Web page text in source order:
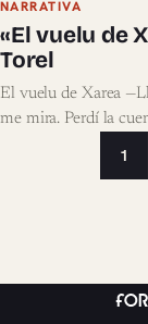
NARRATIVA
«El vuelu de
Torel
El vuelu de Xarea
me mira. Perdí la
1